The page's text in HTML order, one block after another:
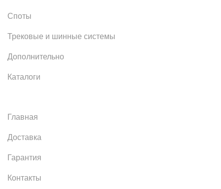
Споты
Трековые и шинные системы
Дополнительно
Каталоги
Главная
Доставка
Гарантия
Контакты